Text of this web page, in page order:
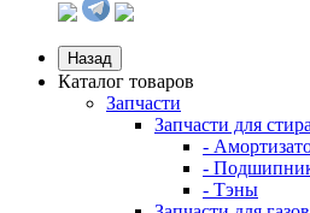
Назад
Каталог товаров
Запчасти
Запчасти для
-
-
- Тэны